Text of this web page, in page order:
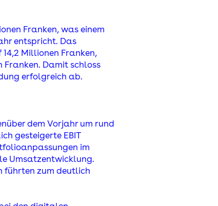
Franken, was einem
entspricht. Das
Millionen Franken,
Franken. Damit schloss
erfolgreich ab.
dem Vorjahr um rund
gesteigerte EBIT
im
Umsatzentwicklung.
führten zum deutlich